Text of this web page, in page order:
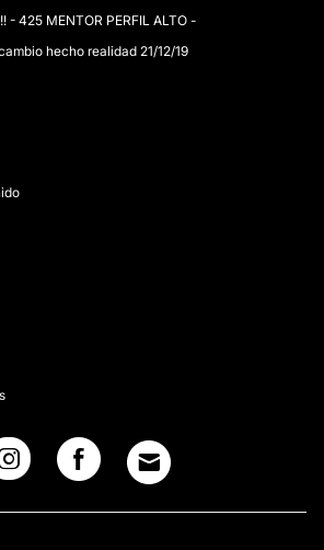
- 425 MENTOR PERFIL ALTO -
hecho realidad 21/12/19